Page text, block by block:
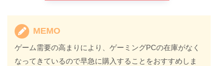
MEMO
ゲーム需要の高まりにより、ゲーミングPCの在庫がなく
なってきているので早急に購入することをおすすめしま